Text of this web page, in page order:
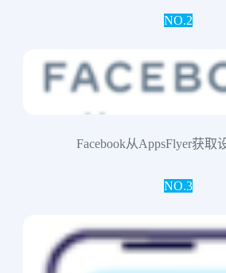
NO.2
Facebook从AppsFlyer获取
NO.3